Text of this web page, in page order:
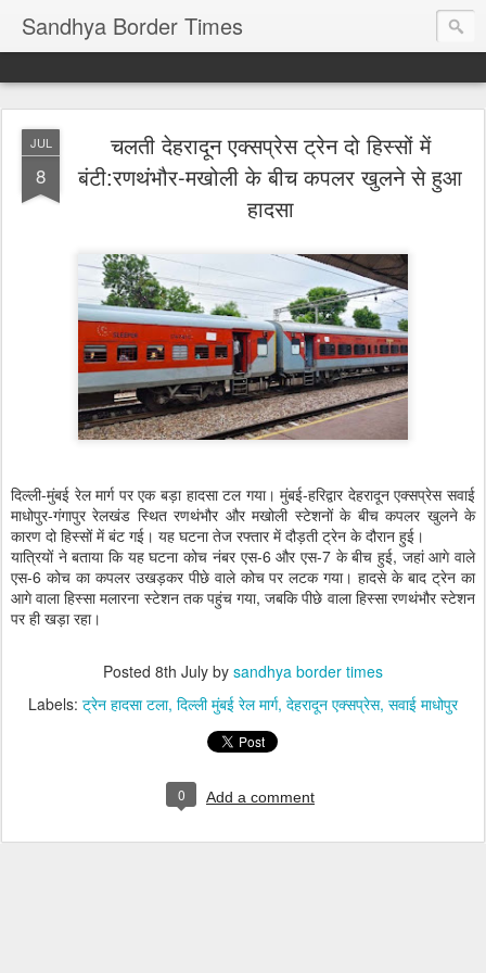
Sandhya Border Times
JUL
8
चलती देहरादून एक्सप्रेस ट्रेन दो हिस्सों में
बंटी:रणथंभौर-मखोली के बीच कपलर खुलने से हुआ
हादसा
दिल्ली-मुंबई रेल मार्ग पर एक बड़ा हादसा टल गया। मुंबई-हरिद्वार देहरादून एक्सप्रेस सवाई
माधोपुर-गंगापुर रेलखंड स्थित रणथंभौर और मखोली स्टेशनों के बीच कपलर खुलने के
कारण दो हिस्सों में बंट गई। यह घटना तेज रफ्तार में दौड़ती ट्रेन के दौरान हुई।
यात्रियों ने बताया कि यह घटना कोच नंबर एस-6 और एस-7 के बीच हुई, जहां आगे वाले
एस-6 कोच का कपलर उखड़कर पीछे वाले कोच पर लटक गया। हादसे के बाद ट्रेन का
आगे वाला हिस्सा मलारना स्टेशन तक पहुंच गया, जबकि पीछे वाला हिस्सा रणथंभौर स्टेशन
पर ही खड़ा रहा।
Posted 8th July by sandhya border times
Labels: ट्रेन हादसा टला दिल्ली मुंबई रेल मार्ग देहरादून एक्सप्रेस सवाई माधोपुर
0 Add a comment